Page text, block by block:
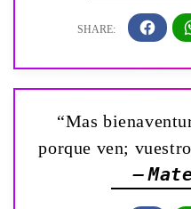
“Mas
porque ven;
—